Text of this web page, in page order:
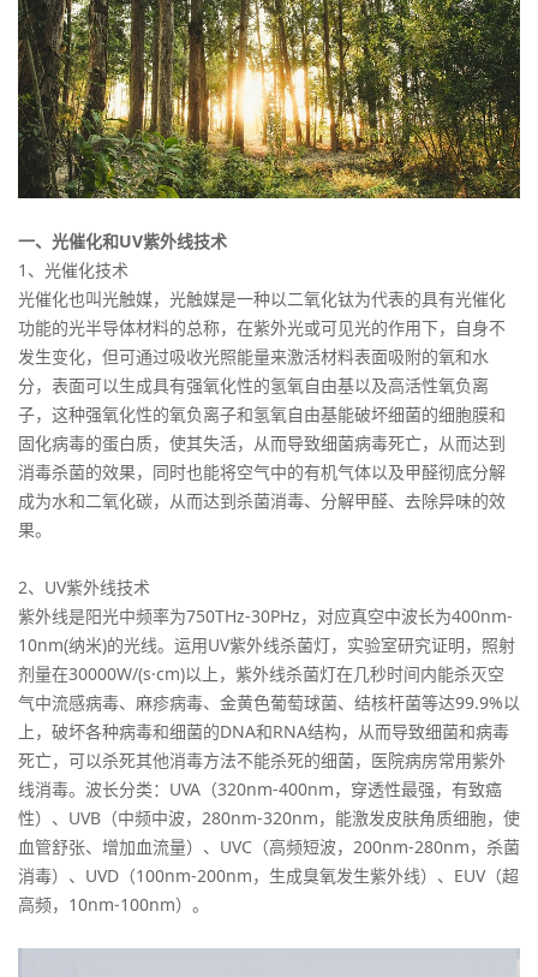
一、光催化和UV紫外线技术
1、光催化技术
光催化也叫光触媒，光触媒是一种以二氧化钛为代表的具有光催化
功能的光半导体材料的总称，在紫外光或可见光的作用下，自身不
发生变化，但可通过吸收光照能量来激活材料表面吸附的氧和水
分，表面可以生成具有强氧化性的氢氧自由基以及高活性氧负离
子，这种强氧化性的氧负离子和氢氧自由基能破坏细菌的细胞膜和
固化病毒的蛋白质，使其失活，从而导致细菌病毒死亡，从而达到
消毒杀菌的效果，同时也能将空气中的有机气体以及甲醛彻底分解
成为水和二氧化碳，从而达到杀菌消毒、分解甲醛、去除异味的效
果。
2、UV紫外线技术
紫外线是阳光中频率为750THz-30PHz，对应真空中波长为400nm-
10nm(纳米)的光线。运用UV紫外线杀菌灯，实验室研究证明，照射
剂量在30000W/(s·cm)以上，紫外线杀菌灯在几秒时间内能杀灭空
气中流感病毒、麻疹病毒、金黄色葡萄球菌、结核杆菌等达99.9%以
上，破坏各种病毒和细菌的DNA和RNA结构，从而导致细菌和病毒
死亡，可以杀死其他消毒方法不能杀死的细菌，医院病房常用紫外
线消毒。波长分类：UVA（320nm-400nm，穿透性最强，有致癌
性）、UVB（中频中波，280nm-320nm，能激发皮肤角质细胞，使
血管舒张、增加血流量）、UVC（高频短波，200nm-280nm，杀菌
消毒）、UVD（100nm-200nm，生成臭氧发生紫外线）、EUV（超
高频，10nm-100nm）。